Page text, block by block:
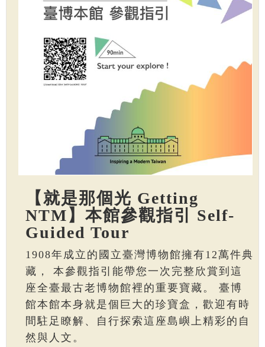
【就是那個光 Getting
NTM】本館參觀指引 Self-
Guided Tour
1908年成立的國立臺灣博物館擁有12萬件典
藏， 本參觀指引能帶您一次完整欣賞到這
座全臺最古老博物館裡的重要寶藏。 臺博
館本館本身就是個巨大的珍寶盒，歡迎有時
間駐足瞭解、自行探索這座島嶼上精彩的自
然與人文。